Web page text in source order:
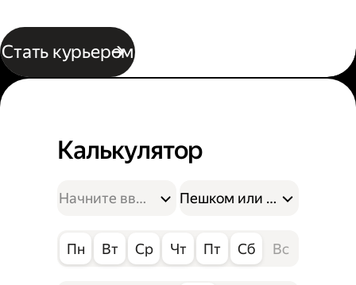
Стать курьером
Калькулятор
Пешком или на
Пн Вт Ср Чт Пт Сб Вс